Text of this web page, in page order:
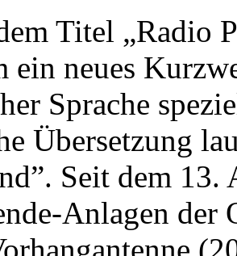
Titel „Radio
ein neues
Sprache
Übersetzung
Seit dem
Anlagen